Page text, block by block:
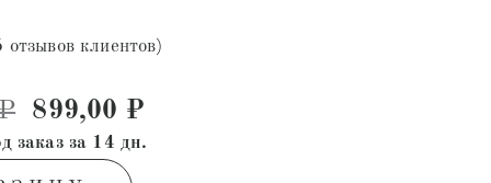
отзывов клиентов)
Первоначальная цена составляла 3
899,00 ₽Текущая цена: 899,00 ₽.
заказ за 14 дн.